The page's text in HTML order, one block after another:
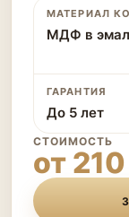
МАТЕРИАЛ
МДФ в
ГАРАНТИЯ
До 5 лет
СТОИМОСТЬ
от